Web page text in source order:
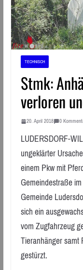
TECHNISCH
Stmk:
verloren
20. April 2018 0
LUDERSDORF-
ungeklärter
einem Pkw mit
Gemeindestraße
Gemeinde
sich ein
vom Zugfahrzeug
Tieranhänger
gestürzt.